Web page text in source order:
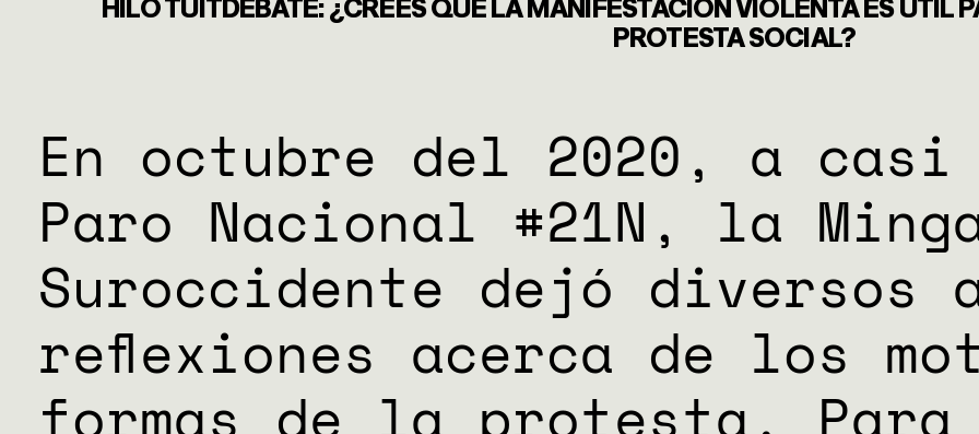
ESPECIALES
PROTESTA SOCIAL?
En octubre del 2020, a casi
Paro Nacional #21N, la
Suroccidente dejó diversos
reflexiones acerca de los
formas de la protesta.